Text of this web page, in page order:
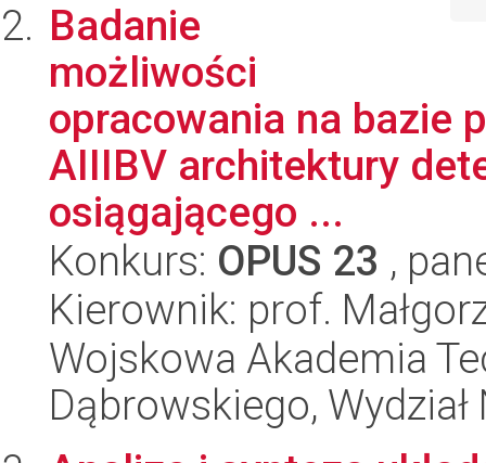
Badanie
możliwości
opracowania na bazie
AIIIBV architektury
osiągającego ...
Konkurs: OPUS 23 ,
Kierownik: prof.
Wojskowa Akademia
Dąbrowskiego,